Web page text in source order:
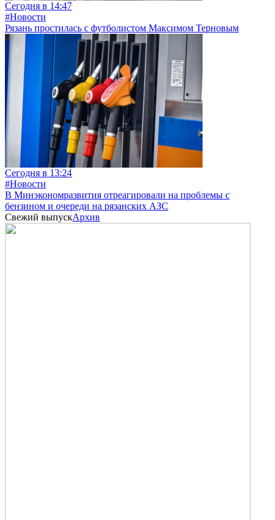
Сегодня в 14:47
#Новости
Рязань простилась с футболистом Максимом Терновым
Сегодня в 13:24
#Новости
В Минэкономразвития отреагировали на проблемы с
бензином и очереди на рязанских АЗС
Свежий выпускАрхив